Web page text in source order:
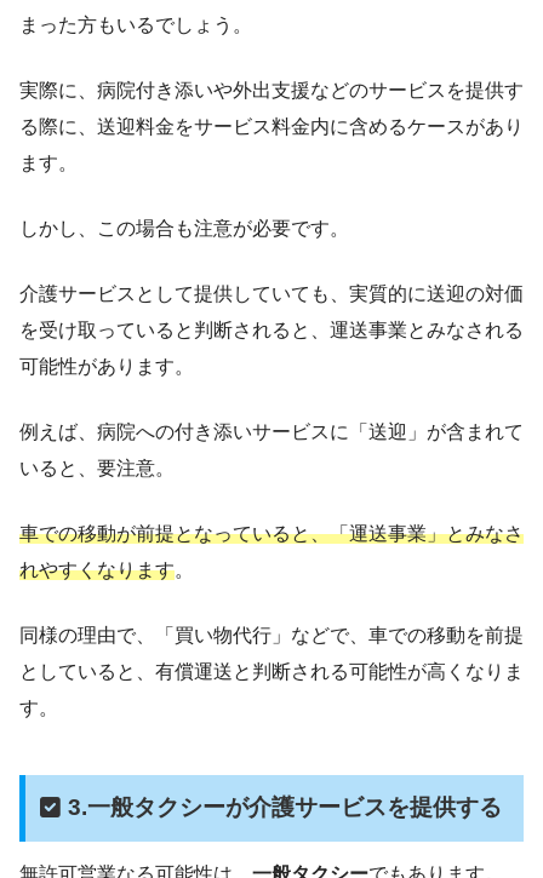
まった方もいるでしょう。
実際に、病院付き添いや外出支援などのサービスを提供す
る際に、送迎料金をサービス料金内に含めるケースがあり
ます。
しかし、この場合も注意が必要です。
介護サービスとして提供していても、実質的に送迎の対価
を受け取っていると判断されると、運送事業とみなされる
可能性があります。
例えば、病院への付き添いサービスに「送迎」が含まれて
いると、要注意。
車での移動が前提となっていると、「運送事業」とみなさ
れやすくなります。
同様の理由で、「買い物代行」などで、車での移動を前提
としていると、有償運送と判断される可能性が高くなりま
す。
3.一般タクシーが介護サービスを提供する